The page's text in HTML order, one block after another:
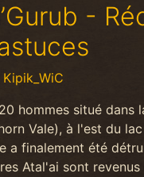
-
Kipik_WiC
hommes situé
Vale), à l'est du
a finalement été
Atal'ai sont